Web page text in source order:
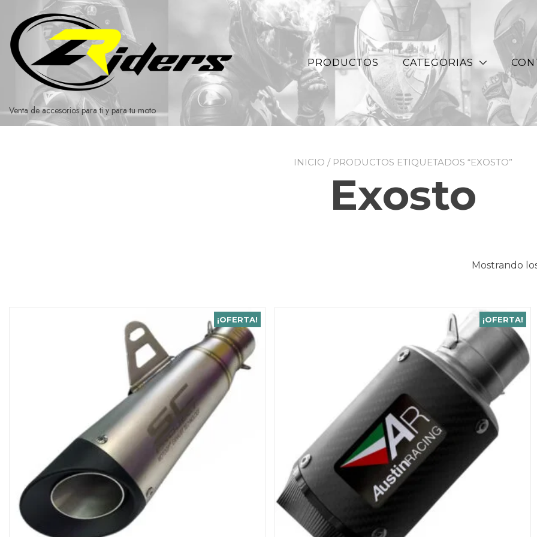
contenido
Venta de accesorios para ti y para tu moto
PRODUCTOS CATEGORIAS
INICIO / PRODUCTOS ETIQUETADOS “EXOSTO”
Exosto
Mostrando
¡OFERTA! ¡OFERTA!